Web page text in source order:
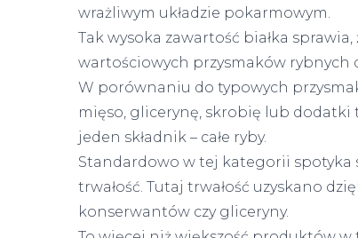
wrażliwym układzie pokarmowym.
Tak wysoka zawartość białka
wartościowych przysmaków rybnych
W porównaniu do typowych
mięso, glicerynę, skrobię lub dodatki
jeden składnik – całe ryby.
Standardowo w tej kategorii spotyka
trwałość. Tutaj trwałość uzyskano
konserwantów czy gliceryny.